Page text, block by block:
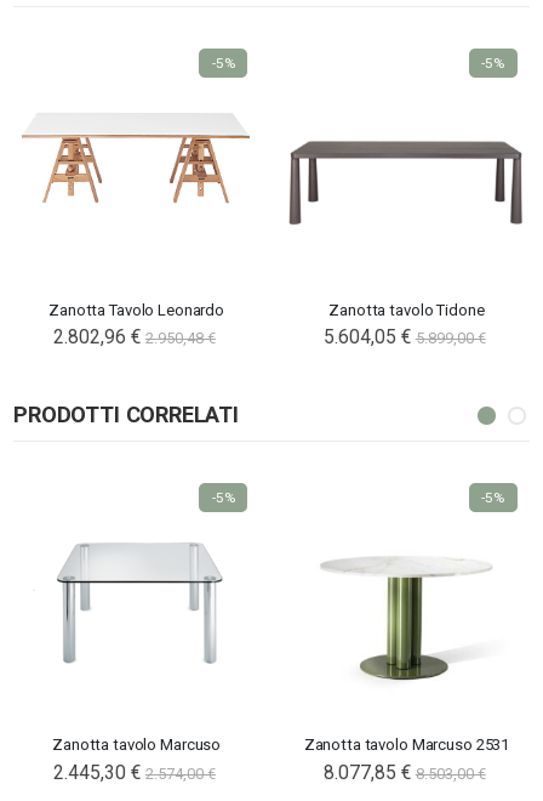
Zanotta Tavolo Leonardo
2.802,96 € 2.950,48 €
-5%
Zanotta tavolo Tidone
5.604,05 € 5.899,00 €
-5%
PRODOTTI CORRELATI
Zanotta tavolo Marcuso
2.445,30 € 2.574,00 €
-5%
Zanotta tavolo Marcuso 2531
8.077,85 € 8.503,00 €
-5%